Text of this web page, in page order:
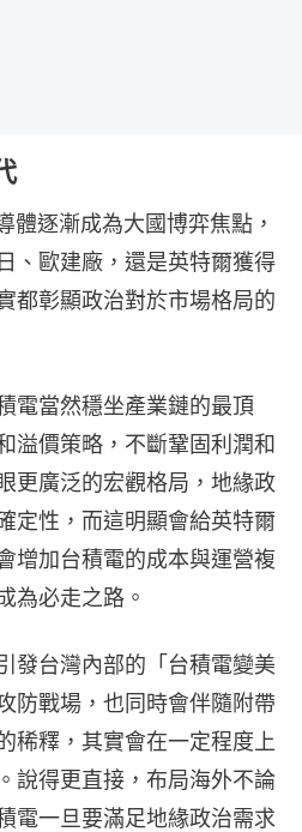
體逐漸成為大國博弈焦點，
、歐建廠，還是英特爾獲得
都彰顯政治對於市場格局的
電當然穩坐產業鏈的最頂
溢價策略，不斷鞏固利潤和
更廣泛的宏觀格局，地緣政
定性，而這明顯會給英特爾
增加台積電的成本與運營複
為必走之路。
發台灣內部的「台積電變美
防戰場，也同時會伴隨附帶
稀釋，其實會在一定程度上
說得更直接，布局海外不論
電一旦要滿足地緣政治需求